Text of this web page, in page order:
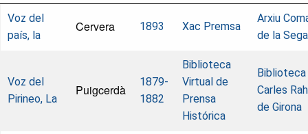
Voz del
país, la
Cervera 1893 Xac Premsa
Arxiu
de la
Voz del
Pirineo, La
Puigcerdà
1879-
1882
Biblioteca
Virtual de
Prensa
Histórica
Biblioteca
Carles
de Girona